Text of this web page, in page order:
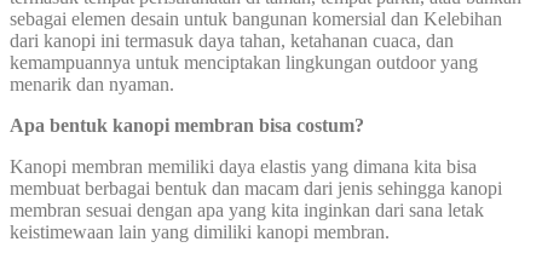
sebagai elemen desain untuk bangunan komersial dan Kelebihan
dari kanopi ini termasuk daya tahan, ketahanan cuaca, dan
kemampuannya untuk menciptakan lingkungan outdoor yang
menarik dan nyaman.
Apa bentuk kanopi membran bisa costum?
Kanopi membran memiliki daya elastis yang dimana kita bisa
membuat berbagai bentuk dan macam dari jenis sehingga kanopi
membran sesuai dengan apa yang kita inginkan dari sana letak
keistimewaan lain yang dimiliki kanopi membran.